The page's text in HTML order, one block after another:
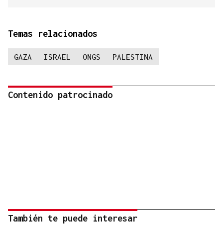
Temas relacionados
GAZA ISRAEL ONGS PALESTINA
Contenido patrocinado
También te puede interesar